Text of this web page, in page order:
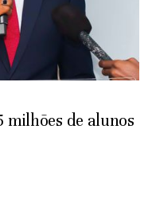
milhões de alunos